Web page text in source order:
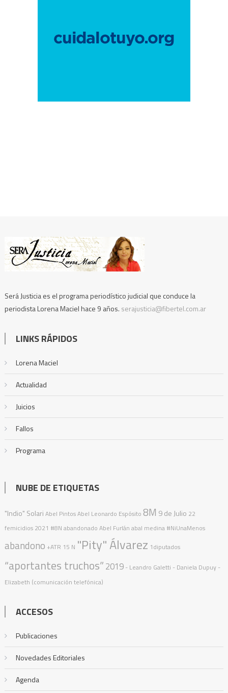
Será Justicia es el programa periodístico judicial que conduce la
periodista Lorena Maciel hace 9 años. serajusticia@fibertel.com.ar
LINKS RÁPIDOS
Lorena Maciel
Actualidad
Juicios
Fallos
Programa
NUBE DE ETIQUETAS
"Indio" Solari Abel PintosAbel Leonardo Espósito 8M 9 de Julio 22
femicidios 2021 #8N abandonado Abel Furlán abal medina #NiUnaMenos
abandono +ATR 15 N "Pity" Álvarez 1diputados
“aportantes truchos”2019 - Leandro Galetti - Daniela Dupuy -
Elizabeth (comunicación telefónica)
ACCESOS
Publicaciones
Novedades Editoriales
Agenda